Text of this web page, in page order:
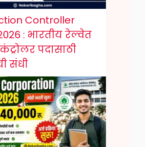
Controller
: भारतीय रेल्वेत
पदासाठी
संधी